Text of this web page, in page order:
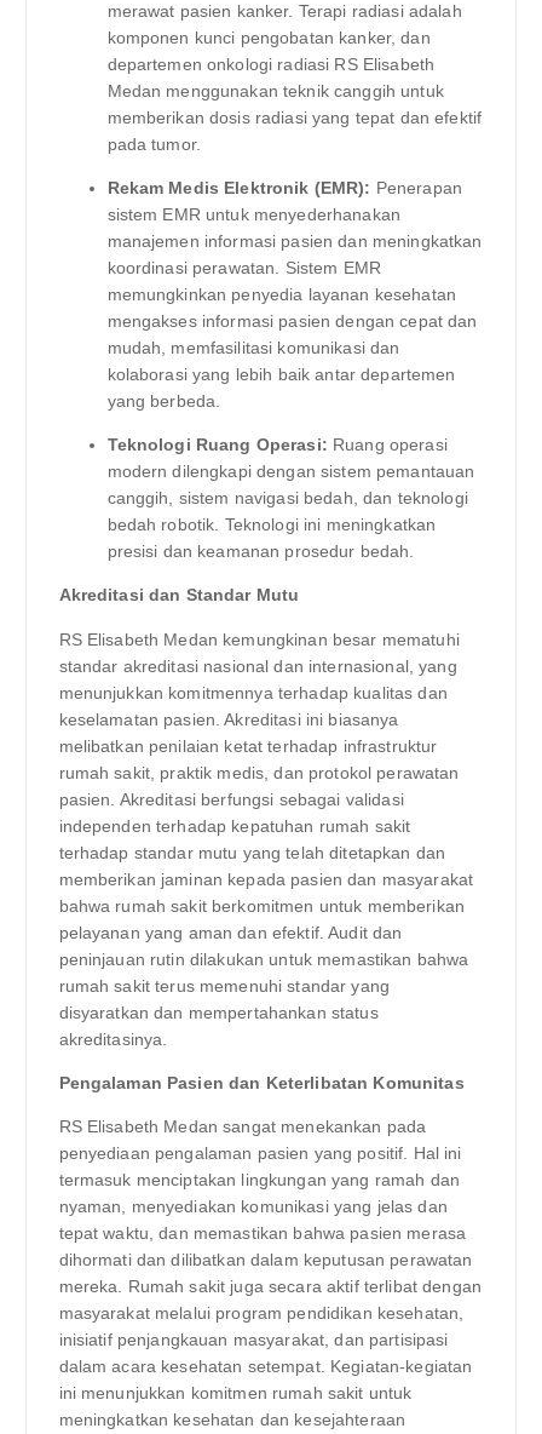
merawat pasien kanker. Terapi radiasi adalah
komponen kunci pengobatan kanker, dan
departemen onkologi radiasi RS Elisabeth
Medan menggunakan teknik canggih untuk
memberikan dosis radiasi yang tepat dan efektif
pada tumor.
Rekam Medis Elektronik (EMR): Penerapan
sistem EMR untuk menyederhanakan
manajemen informasi pasien dan meningkatkan
koordinasi perawatan. Sistem EMR
memungkinkan penyedia layanan kesehatan
mengakses informasi pasien dengan cepat dan
mudah, memfasilitasi komunikasi dan
kolaborasi yang lebih baik antar departemen
yang berbeda.
Teknologi Ruang Operasi: Ruang operasi
modern dilengkapi dengan sistem pemantauan
canggih, sistem navigasi bedah, dan teknologi
bedah robotik. Teknologi ini meningkatkan
presisi dan keamanan prosedur bedah.
Akreditasi dan Standar Mutu
RS Elisabeth Medan kemungkinan besar mematuhi
standar akreditasi nasional dan internasional, yang
menunjukkan komitmennya terhadap kualitas dan
keselamatan pasien. Akreditasi ini biasanya
melibatkan penilaian ketat terhadap infrastruktur
rumah sakit, praktik medis, dan protokol perawatan
pasien. Akreditasi berfungsi sebagai validasi
independen terhadap kepatuhan rumah sakit
terhadap standar mutu yang telah ditetapkan dan
memberikan jaminan kepada pasien dan masyarakat
bahwa rumah sakit berkomitmen untuk memberikan
pelayanan yang aman dan efektif. Audit dan
peninjauan rutin dilakukan untuk memastikan bahwa
rumah sakit terus memenuhi standar yang
disyaratkan dan mempertahankan status
akreditasinya.
Pengalaman Pasien dan Keterlibatan Komunitas
RS Elisabeth Medan sangat menekankan pada
penyediaan pengalaman pasien yang positif. Hal ini
termasuk menciptakan lingkungan yang ramah dan
nyaman, menyediakan komunikasi yang jelas dan
tepat waktu, dan memastikan bahwa pasien merasa
dihormati dan dilibatkan dalam keputusan perawatan
mereka. Rumah sakit juga secara aktif terlibat dengan
masyarakat melalui program pendidikan kesehatan,
inisiatif penjangkauan masyarakat, dan partisipasi
dalam acara kesehatan setempat. Kegiatan-kegiatan
ini menunjukkan komitmen rumah sakit untuk
meningkatkan kesehatan dan kesejahteraan